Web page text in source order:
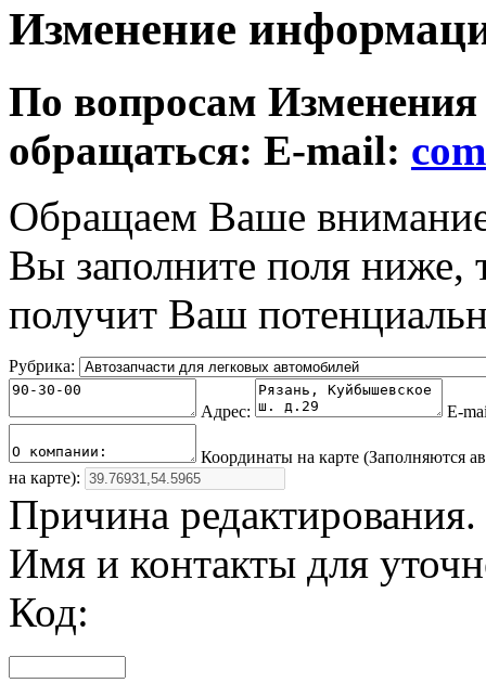
Изменение
По вопросам
обращаться: E-mail:
Обращаем Ваше
Вы заполните поля
получит Ваш
Рубрика:
Адрес: E-
Координаты на карте (Заполняются
на карте):
Причина редактирования.
Имя и контакты для
Код: